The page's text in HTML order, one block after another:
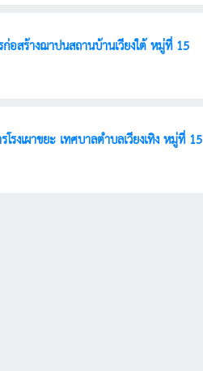
ก่อสร้างโครงการก่อสร้างฌาปนสถานบ้านเวียงใต้ หมู่ที่ 15
ประกาศเทศบาลตำบลเวียงเทิง เรื่อง ประกวดราคาก่อสร้างโครงการก่อสร้างอาคารโรงเผาขยะ เทศบาลตำบลเวียงเทิง หมู่ที่ 15